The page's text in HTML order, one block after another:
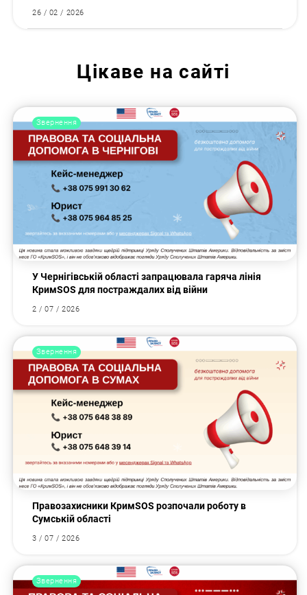
26 / 02 / 2026
Цікаве на сайті
Звернення
У Чернігівській області запрацювала гаряча лінія
КримSOS для постраждалих від війни
2 / 07 / 2026
Звернення
Правозахисники КримSOS розпочали роботу в
Сумській області
3 / 07 / 2026
Звернення